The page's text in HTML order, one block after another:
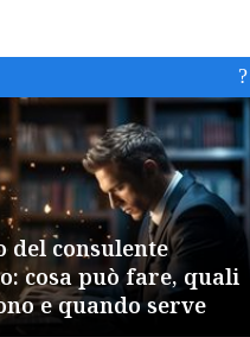
del consulente
cosa può fare, quali
e quando serve